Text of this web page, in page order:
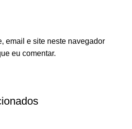
email e site neste navegador
eu comentar.